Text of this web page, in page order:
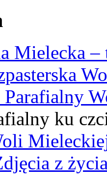
Mielecka
ku
z